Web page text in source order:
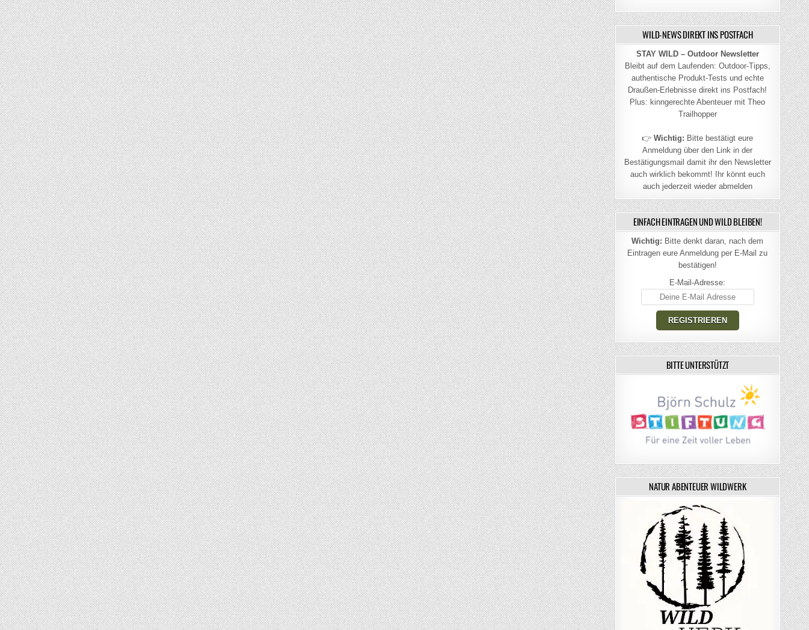
WILD-NEWS DIREKT INS POSTFACH
STAY WILD – Outdoor Newsletter
Bleibt auf dem Laufenden: Outdoor-Tipps,
authentische Produkt-Tests und echte
Draußen-Erlebnisse direkt ins Postfach!
Plus: kinngerechte Abenteuer mit Theo
Trailhopper
👉Wichtig: Bitte bestätigt eure
Anmeldung über den Link in der
Bestätigungsmail damit ihr den Newsletter
auch wirklich bekommt! Ihr könnt euch
auch jederzeit wieder abmelden
EINFACH EINTRAGEN UND WILD BLEIBEN!
Wichtig: Bitte denkt daran, nach dem
Eintragen eure Anmeldung per E-Mail zu
bestätigen!
E-Mail-Adresse:
BITTE UNTERSTÜTZT
NATUR ABENTEUER WILDWERK